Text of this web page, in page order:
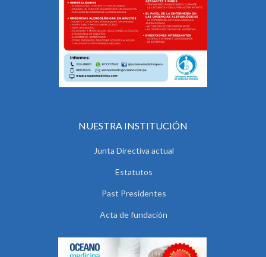
NUESTRA INSTITUCIÓN
Junta Directiva actual
Estatutos
Past Presidentes
Acta de fundación